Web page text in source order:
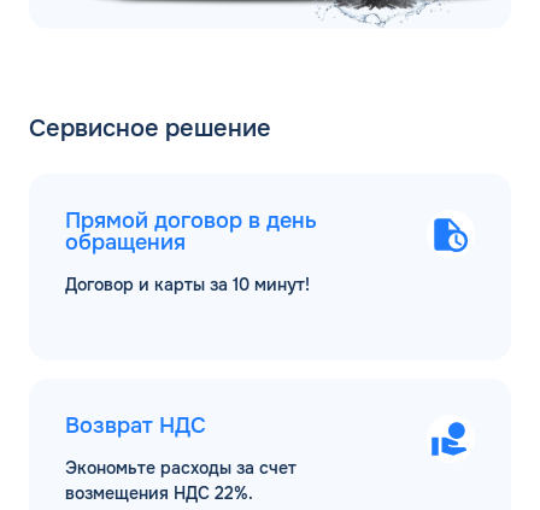
Сервисное решение
Прямой договор в день
обращения
Договор и карты за 10 минут!
Возврат НДС
Экономьте расходы за счет
возмещения НДС 22%.